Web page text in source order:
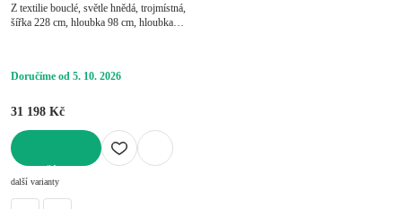
Z textilie bouclé, světle hnědá, trojmístná,
šířka 228 cm, hloubka 98 cm, hloubka
Doručíme od 5. 10. 2026
31 198 Kč
další varianty